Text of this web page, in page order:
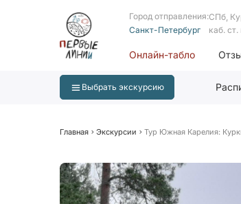
Город отправления:
Санкт-Петербург
СПб,
каб.
Онлайн-табло
Выбрать экскурсию
Главная Экскурсии Тур Южная Карелия: